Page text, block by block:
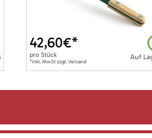
Auf
42,60€*
pro Stück
*inkl. MwSt zzgl. Versand